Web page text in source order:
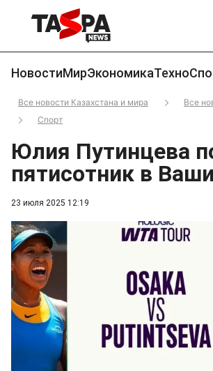
НовостиМирЭкономикаТехно
Все новости Казахстана и мира
Все
Спорт
23 июля 2025 12:19
Юлия Путинцева
пятисотник в